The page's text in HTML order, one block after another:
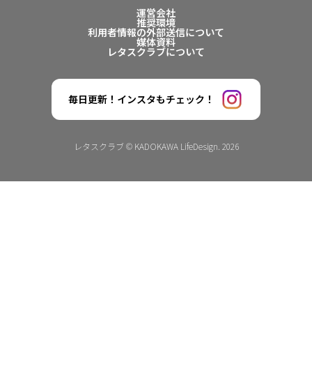
運営会社
推奨環境
利用者情報の外部送信について
媒体資料
レタスクラブについて
毎日更新！インスタもチェック！
レタスクラブ © KADOKAWA LifeDesign. 2026